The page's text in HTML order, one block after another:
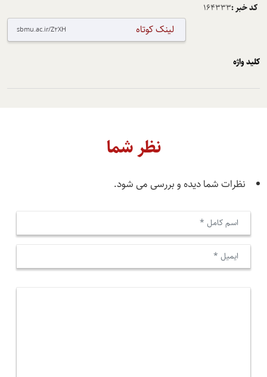
کد خبر :164333
لینک کوتاه
کلید واژه
نظر شما
نظرات شما دیده و بررسی می شود.